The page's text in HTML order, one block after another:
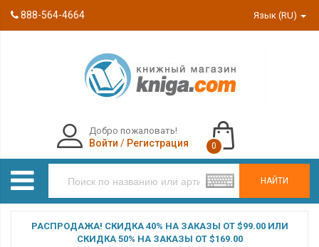
888-564-4664 Язык (RU)
НАЙТИ
Добро пожаловать!
Войти / Регистрация 0
РАСПРОДАЖА! СКИДКА 40% НА ЗАКАЗЫ ОТ $99.00 ИЛИ
СКИДКА 50% НА ЗАКАЗЫ ОТ $169.00